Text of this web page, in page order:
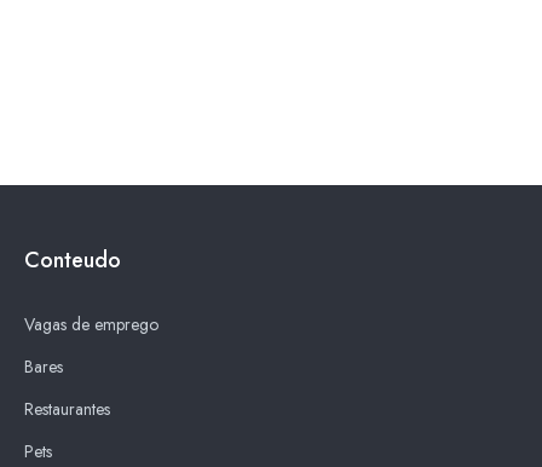
Conteudo
Vagas de emprego
Bares
Restaurantes
Pets